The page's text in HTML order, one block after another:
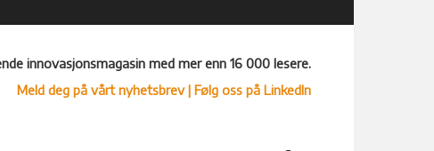
innovasjonsmagasin med mer enn 16 000 lesere.
Meld deg på vårt nyhetsbrev| Følg oss på LinkedIn